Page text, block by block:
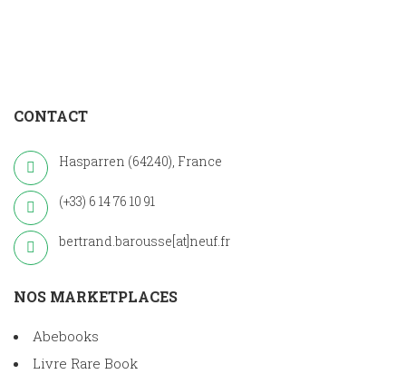
CONTACT
Hasparren (64240), France
(+33) 6 14 76 10 91
bertrand.barousse[at]neuf.fr
NOS MARKETPLACES
Abebooks
Livre Rare Book